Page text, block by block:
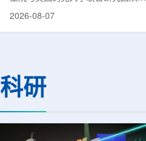
布，已建立一种利用正电子三光子衰
衰变的下一代核医学成像概念图目前
临床PET扫描主要利用正电子双光子
程度相关的微环境信息捕捉有限。...
2026-08-07
科研